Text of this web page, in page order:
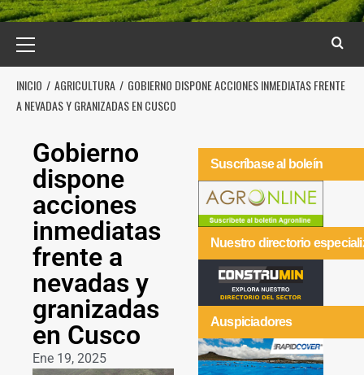
INICIO AGRICULTURA
GOBIERNO DISPONE ACCIONES INMEDIATAS FRENTE
A NEVADAS Y GRANIZADAS EN CUSCO
Gobierno
dispone
acciones
inmediatas
frente a
nevadas y
granizadas
en Cusco
Ene 19, 2025
Suscríbase al boleín
Nuestro directorio
Auspiciadores